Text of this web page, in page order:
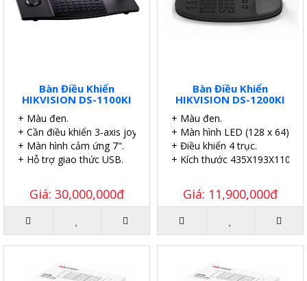
Bàn Điều Khiển
HIKVISION DS-1100KI
+ Màu đen.
+ Cần điều khiển 3-axis joystick.
+ Màn hình cảm ứng 7".
+ Hỗ trợ giao thức USB.
Giá: 30,000,000đ
Bàn Điều Khiển
HIKVISION DS-1200KI
+ Màu đen.
+ Màn hình LED (128 x 64).
+ Điều khiển 4 trục.
+ Kích thước 435X193X110
Giá: 11,900,000đ